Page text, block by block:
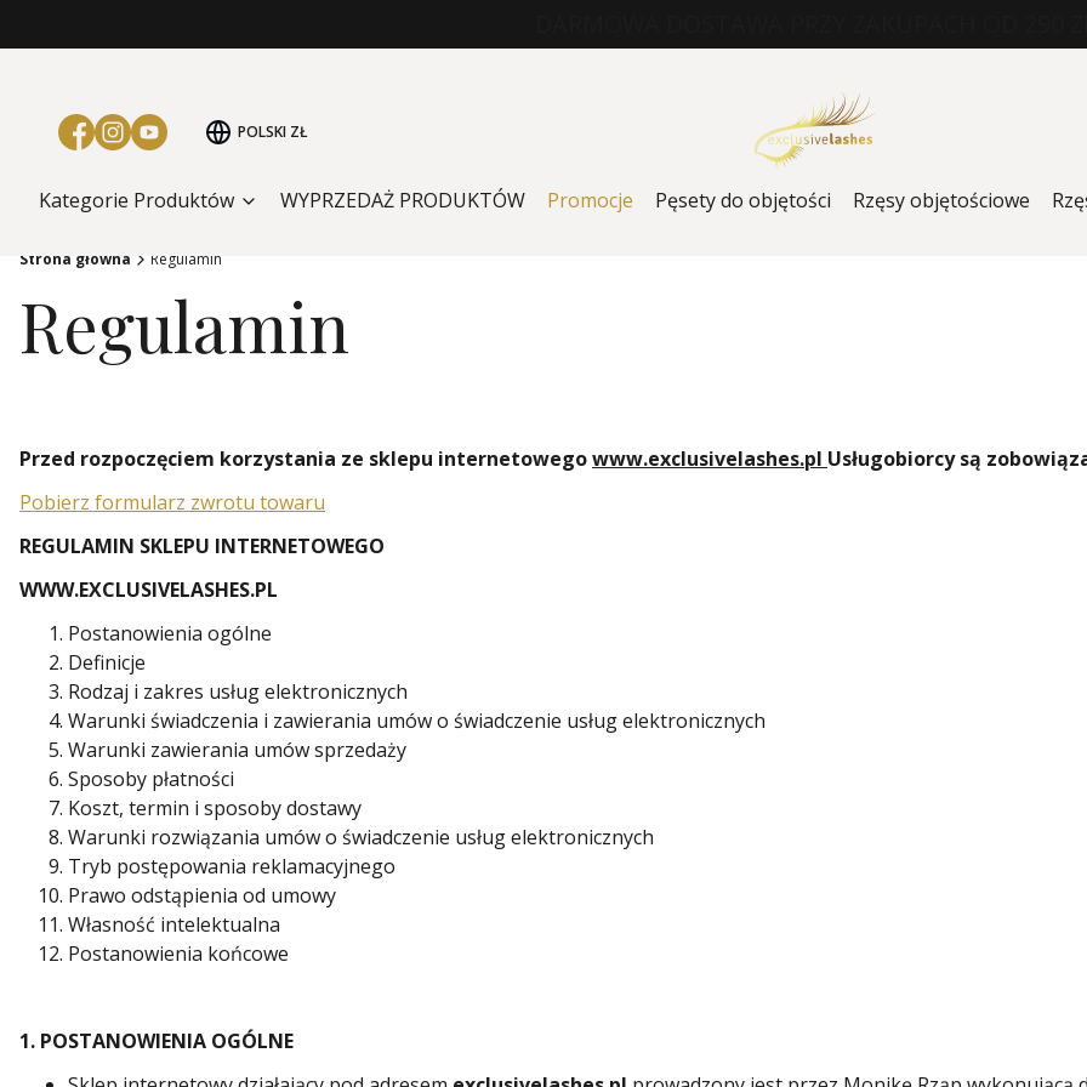
POLSKI ZŁ
Kategorie Produktów WYPRZEDAŻ PRODUKTÓW Promocje Pęsety do objętości Rzęsy objętościowe
Strona główna Regulamin
Regulamin
Przed rozpoczęciem korzystania ze sklepu internetowegowww.exclusivelashes.pl Usługobiorcy są
Pobierz formularz zwrotu towaru
REGULAMIN SKLEPU INTERNETOWEGO
WWW.EXCLUSIVELASHES.PL
Postanowienia ogólne
Definicje
Rodzaj i zakres usług elektronicznych
Warunki świadczenia i zawierania umów o świadczenie usług elektronicznych
Warunki zawierania umów sprzedaży
Sposoby płatności
Koszt, termin i sposoby dostawy
Warunki rozwiązania umów o świadczenie usług elektronicznych
Tryb postępowania reklamacyjnego
Prawo odstąpienia od umowy
Własność intelektualna
Postanowienia końcowe
1. POSTANOWIENIA OGÓLNE